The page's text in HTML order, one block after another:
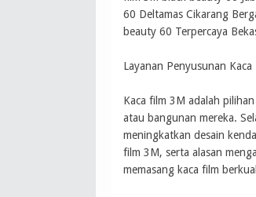
60 Deltamas Cikarang
beauty 60 Terpercaya
Layanan Penyusunan
Kaca film 3M adalah
atau bangunan mereka.
meningkatkan desain
film 3M, serta alasan
memasang kaca film